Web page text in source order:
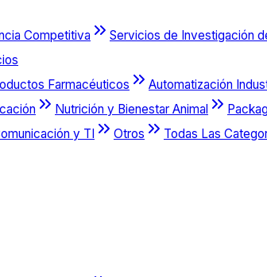
Competitiva Servicios de Investigación
Farmacéuticos Automatización
Nutrición y Bienestar Animal
y TI Otros Todas Las